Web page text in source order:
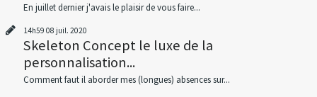
En juillet dernier j'avais le plaisir de vous faire...
14h59 08 juil. 2020
Skeleton Concept le luxe de la
personnalisation...
Comment faut il aborder mes (longues) absences sur...